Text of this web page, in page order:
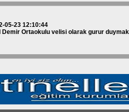
05-23 12:10:44
Demir Ortaokulu velisi olarak gurur